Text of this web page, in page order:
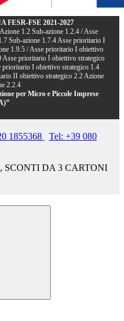
FESR-FSE 2021-2027
1.2 Sub-azione 1.2.4 / Asse
Sub-azione 1.7.4 Asse prioritario I
1.9.5 / Asse prioritario I obiettivo
Asse prioritario I obiettivo strategico
prioritario I obiettivo strategico 1.4
II obiettivo strategico 2.2 Azione
2.2.4
per Micro e Piccole Imprese
1855368
Tel: +39 080
SCONTI DA 3 CARTONI